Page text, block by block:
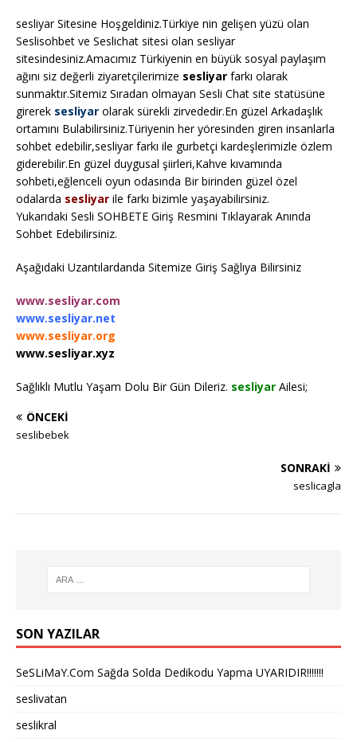
sesliyar Sitesine Hoşgeldiniz.Türkiye nin gelişen yüzü olan
Seslisohbet ve Seslichat sitesi olan sesliyar
sitesindesiniz.Amacımız Türkiyenin en büyük sosyal paylaşım
ağını siz değerli ziyaretçilerimize sesliyar farkı olarak
sunmaktır.Sitemiz Sıradan olmayan Sesli Chat site statüsüne
girerek sesliyar olarak sürekli zirvededir.En güzel Arkadaşlık
ortamını Bulabilirsiniz.Türiyenin her yöresinden giren insanlarla
sohbet edebilir,sesliyar farkı ile gurbetçi kardeşlerimizle özlem
giderebilir.En güzel duygusal şiirleri,Kahve kıvamında
sohbeti,eğlenceli oyun odasında Bir birinden güzel özel
odalarda sesliyar ile farkı bizimle yaşayabilirsiniz.
Yukarıdaki Sesli SOHBETE Giriş Resmini Tıklayarak Anında
Sohbet Edebilirsiniz.
Aşağıdaki Uzantılardanda Sitemize Giriş Sağlıya Bilirsiniz
www.sesliyar.com
www.sesliyar.net
www.sesliyar.org
www.sesliyar.xyz
Sağlıklı Mutlu Yaşam Dolu Bir Gün Dileriz. sesliyar Ailesi;
ÖNCEKI
seslibebek
SONRAKI
seslicagla
SON YAZILAR
SeSLiMaY.Com Sağda Solda Dedikodu Yapma UYARIDIR!!!!!!!
seslivatan
seslikral